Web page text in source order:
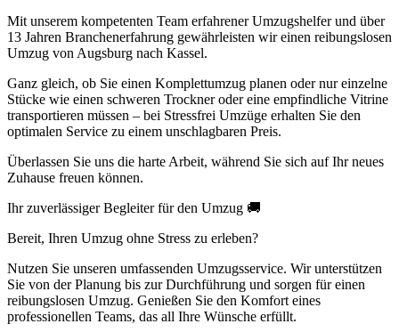
Mit unserem kompetenten Team erfahrener Umzugshelfer und über
13 Jahren Branchenerfahrung gewährleisten wir einen reibungslosen
Umzug von Augsburg nach Kassel.
Ganz gleich, ob Sie einen Komplettumzug planen oder nur einzelne
Stücke wie einen schweren Trockner oder eine empfindliche Vitrine
transportieren müssen – bei Stressfrei Umzüge erhalten Sie den
optimalen Service zu einem unschlagbaren Preis.
Überlassen Sie uns die harte Arbeit, während Sie sich auf Ihr neues
Zuhause freuen können.
Ihr zuverlässiger Begleiter für den Umzug 🚚
Bereit, Ihren Umzug ohne Stress zu erleben?
Nutzen Sie unseren umfassenden Umzugsservice. Wir unterstützen
Sie von der Planung bis zur Durchführung und sorgen für einen
reibungslosen Umzug. Genießen Sie den Komfort eines
professionellen Teams, das all Ihre Wünsche erfüllt.